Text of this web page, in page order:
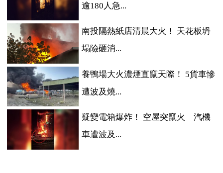
逾180人急...
南投隔熱紙店清晨大火！ 天花板坍
塌險砸消...
養鴨場大火濃煙直竄天際！ 5貨車慘
遭波及燒...
疑變電箱爆炸！ 空屋突竄火 汽機
車遭波及...